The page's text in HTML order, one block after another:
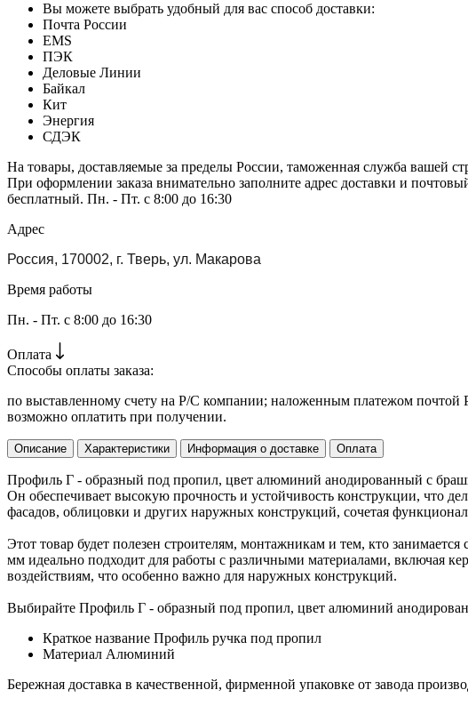
Вы можете выбрать удобный для вас способ доставки:
Почта России
EMS
ПЭК
Деловые Линии
Байкал
Кит
Энергия
СДЭК
На товары, доставляемые за пределы России, таможенная служба вашей
При оформлении заказа внимательно заполните адрес доставки и
бесплатный. Пн. - Пт. с 8:00 до 16:30
Адрес
Россия, 170002, г. Тверь, ул. Макарова
Время работы
Пн. - Пт. с 8:00 до 16:30
Оплата
Способы оплаты заказа:
по выставленному счету на Р/С компании; наложенным платежом почтой
возможно оплатить при получении.
Описание Характеристики Информация о доставке Оплата
Профиль Г - образный под пропил, цвет алюминий анодированный с
Он обеспечивает высокую прочность и устойчивость конструкции, что
фасадов, облицовки и других наружных конструкций, сочетая
Этот товар будет полезен строителям, монтажникам и тем, кто
мм идеально подходит для работы с различными материалами, включая
воздействиям, что особенно важно для наружных конструкций.
Выбирайте Профиль Г - образный под пропил, цвет алюминий
Краткое название Профиль ручка под пропил
Материал Алюминий
Бережная доставка в качественной, фирменной упаковке от завода